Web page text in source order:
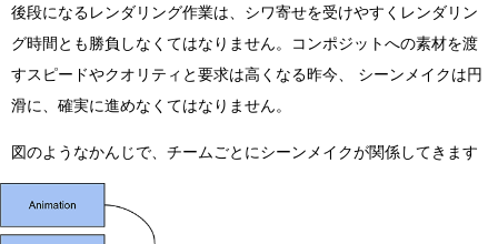
後段になるレンダリング作業は、シワ寄せを受けやすくレンダリン
グ時間とも勝負しなくてはなりません。コンポジットへの素材を渡
すスピードやクオリティと要求は高くなる昨今、 シーンメイクは円
滑に、確実に進めなくてはなりません。
図のようなかんじで、チームごとにシーンメイクが関係してきます